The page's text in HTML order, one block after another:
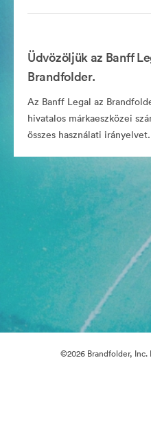
Üdvözöljük az Banff
Brandfolder.
Az Banff Legal az
hivatalos márkaeszközei
összes használati irányelvet.
©2026 Brandfolder,